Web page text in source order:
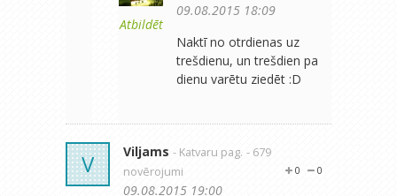
Atbildēt
09.08.2015 18:09
Naktī no otrdienas uz
trešdienu, un trešdien pa
dienu varētu ziedēt :D
V Viljams - Katvaru pag. - 679
novērojumi
0
0
09.08.2015 19:00